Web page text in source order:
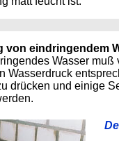
von eindringendem
Wasser
Wasserdruck
drücken und einige